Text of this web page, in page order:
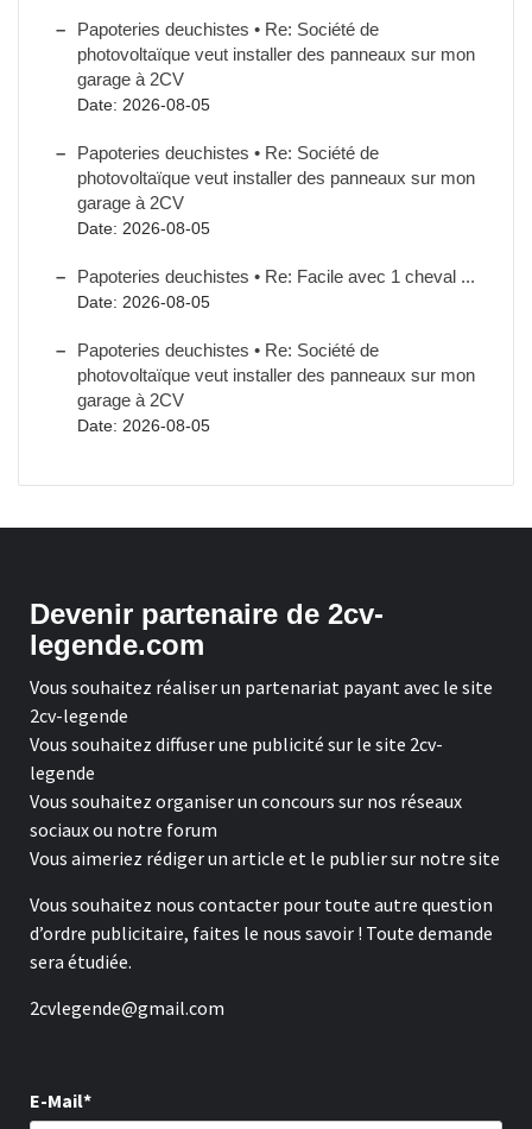
Papoteries deuchistes • Re: Société de
photovoltaïque veut installer des panneaux sur mon
garage à 2CV
Date: 2026-08-05
Papoteries deuchistes • Re: Société de
photovoltaïque veut installer des panneaux sur mon
garage à 2CV
Date: 2026-08-05
Papoteries deuchistes • Re: Facile avec 1 cheval ...
Date: 2026-08-05
Papoteries deuchistes • Re: Société de
photovoltaïque veut installer des panneaux sur mon
garage à 2CV
Date: 2026-08-05
Devenir partenaire de 2cv-
legende.com
Vous souhaitez réaliser un partenariat payant avec le site
2cv-legende
Vous souhaitez diffuser une publicité sur le site 2cv-
legende
Vous souhaitez organiser un concours sur nos réseaux
sociaux ou notre forum
Vous aimeriez rédiger un article et le publier sur notre site
Vous souhaitez nous contacter pour toute autre question
d’ordre publicitaire, faites le nous savoir ! Toute demande
sera étudiée.
2cvlegende@gmail.com
E-Mail*